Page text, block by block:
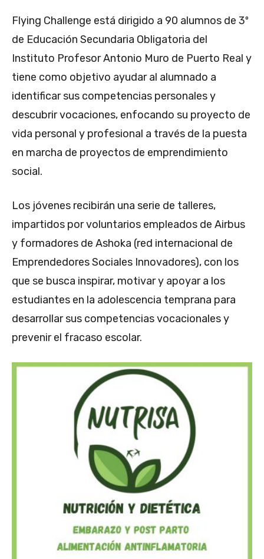
Flying Challenge está dirigido a 90 alumnos de 3º
de Educación Secundaria Obligatoria del
Instituto Profesor Antonio Muro de Puerto Real y
tiene como objetivo ayudar al alumnado a
identificar sus competencias personales y
descubrir vocaciones, enfocando su proyecto de
vida personal y profesional a través de la puesta
en marcha de proyectos de emprendimiento
social.
Los jóvenes recibirán una serie de talleres,
impartidos por voluntarios empleados de Airbus
y formadores de Ashoka (red internacional de
Emprendedores Sociales Innovadores), con los
que se busca inspirar, motivar y apoyar a los
estudiantes en la adolescencia temprana para
desarrollar sus competencias vocacionales y
prevenir el fracaso escolar.